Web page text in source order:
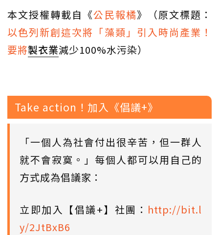
本文授權轉載自《公民報橘》（原文標題：
以色列新創這次將「藻類」引入時尚產業！
要將製衣業減少100%水污染）
Take action！加入《倡議+》
「一個人為社會付出很辛苦，但一群人
就不會寂寞。」每個人都可以用自己的
方式成為倡議家：
立即加入【倡議+】社團： http://bit.l
y/2JtBxB6